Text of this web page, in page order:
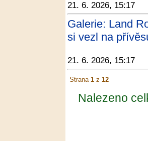
21. 6. 2026, 15:17
Galerie: Land
si vezl na
21. 6. 2026, 15:17
Strana 1 z 12
Nalezeno